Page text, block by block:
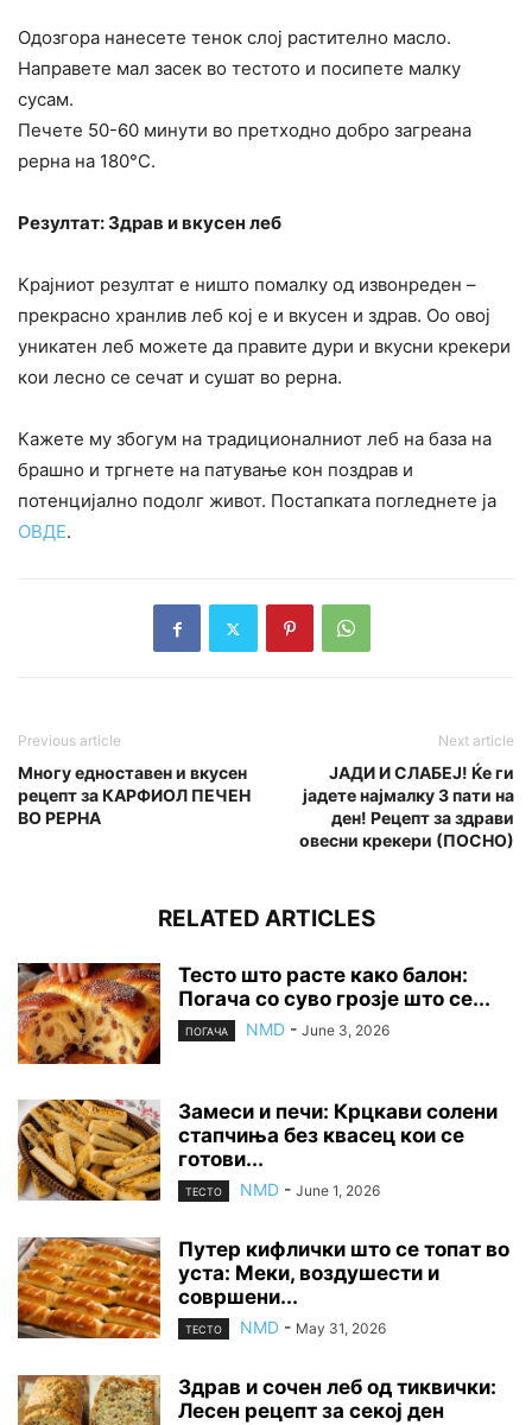
Одозгора нанесете тенок слој растително масло.
Направете мал засек во тестото и посипете малку
сусам.
Печете 50-60 минути во претходно добро загреана
рерна на 180°C.
Резултат: Здрав и вкусен леб
Крајниот резултат е ништо помалку од извонреден –
прекрасно хранлив леб кој е и вкусен и здрав. Оо овој
уникатен леб можете да правите дури и вкусни крекери
кои лесно се сечат и сушат во рерна.
Кажете му збогум на традиционалниот леб на база на
брашно и тргнете на патување кон поздрав и
потенцијално подолг живот. Постапката погледнете ја
ОВДЕ.
Previous article
Многу едноставен и вкусен
рецепт за КАРФИОЛ ПЕЧЕН
ВО РЕРНА
Next article
ЈАДИ И СЛАБЕЈ! Ќе ги
јадете најмалку 3 пати на
ден! Рецепт за здрави
овесни крекери (ПОСНО)
RELATED ARTICLES
Тесто што расте како балон:
Погача со суво грозје што се...
ПОГАЧА NMD - June 3, 2026
Замеси и печи: Крцкави солени
стапчиња без квасец кои се
готови...
ТЕСТО NMD - June 1, 2026
Путер кифлички што се топат во
уста: Меки, воздушести и
совршени...
ТЕСТО NMD - May 31, 2026
Здрав и сочен леб од тиквички:
Лесен рецепт за секој ден